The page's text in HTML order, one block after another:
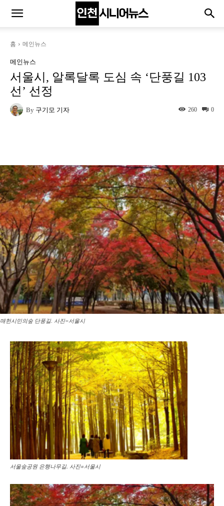
홈 메인뉴스
메인뉴스
서울시, 알록달록 도심 속 ‘단풍길 103
선’ 선정
By 구기모 기자 0
260
매헌시민의숲 단풍길. 사진=서울시
서울숲공원 은행나무길. 사진=서울시